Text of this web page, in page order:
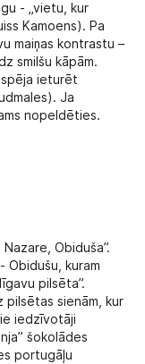
- „vietu, kur
Kamoens). Pa
maiņas kontrastu –
smilšu kāpām.
ieturēt
Ja
nopeldēties.
Obiduša”.
Obidušu, kuram
pilsēta”.
pilsētas sienām, kur
iedzīvotāji
šokolādes
portugāļu